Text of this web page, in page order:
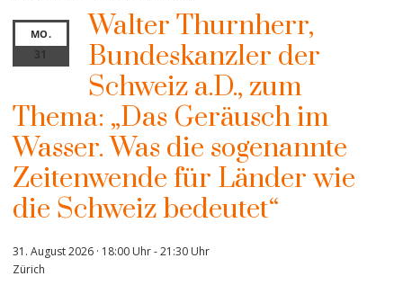
MO.
31
Walter Thurnherr,
Bundeskanzler der
Schweiz a.D., zum
Thema: „Das Geräusch im
Wasser. Was die sogenannte
Zeitenwende für Länder wie
die Schweiz bedeutet“
31. August 2026 · 18:00 Uhr-21:30 Uhr
Zürich